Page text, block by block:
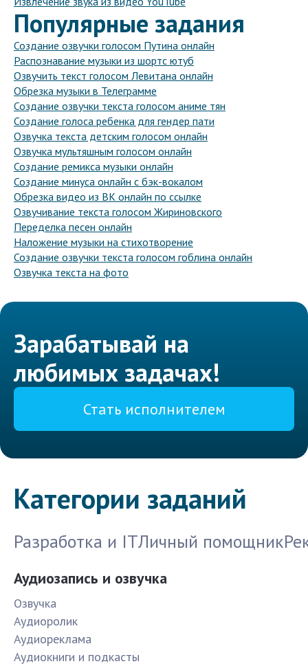
Популярные задания
Создание озвучки голосом Путина онлайн
Распознавание музыки из шортс ютуб
Озвучить текст голосом Левитана онлайн
Обрезка музыки в Телеграмме
Создание озвучки текста голосом аниме тян
Создание голоса ребенка для гендер пати
Озвучка текста детским голосом онлайн
Озвучка мультяшным голосом онлайн
Создание ремикса музыки онлайн
Создание минуса онлайн с бэк-вокалом
Обрезка видео из ВК онлайн по ссылке
Озвучивание текста голосом Жириновского
Переделка песен онлайн
Наложение музыки на стихотворение
Создание озвучки текста голосом гоблина онлайн
Озвучка текста на фото
Зарабатывай на
любимых задачах!
Стать исполнителем
Категории заданий
Разработка и ITЛичный помощник
Аудиозапись и озвучка
Озвучка
Аудиоролик
Аудиореклама
Аудиокниги и подкасты